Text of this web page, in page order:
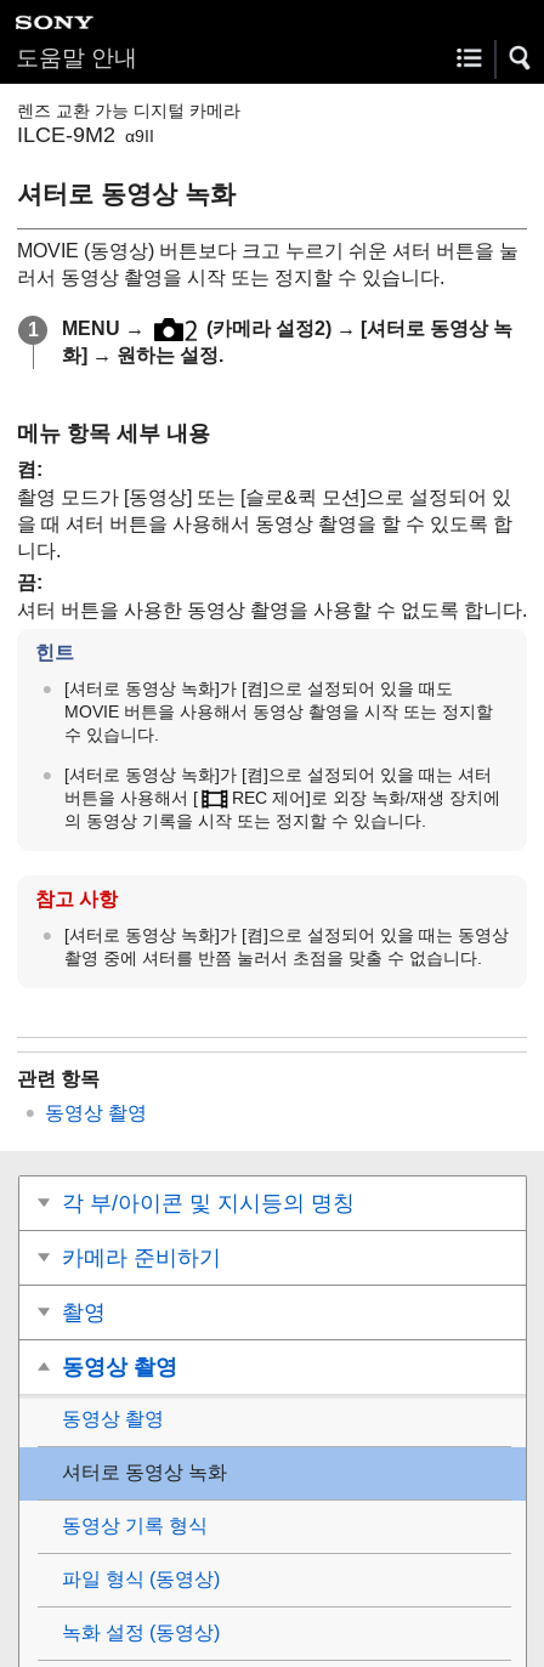
도움말 안내
렌즈 교환 가능 디지털 카메라
ILCE-9M2 α9II
셔터로 동영상 녹화
MOVIE (동영상) 버튼보다 크고 누르기 쉬운 셔터 버튼을 눌
러서 동영상 촬영을 시작 또는 정지할 수 있습니다.
MENU → (카메라 설정2) → [셔터로 동영상 녹
화] → 원하는 설정.
메뉴 항목 세부 내용
켬 :
촬영 모드가 [동영상] 또는 [슬로&퀵 모션] 으로 설정되어 있
을 때 셔터 버튼을 사용해서 동영상 촬영을 할 수 있도록 합
니다.
끔:
셔터 버튼을 사용한 동영상 촬영을 사용할 수 없도록 합니다.
힌트
[셔터로 동영상 녹화]가 [켬]으로 설정되어 있을 때도
MOVIE 버튼을 사용해서 동영상 촬영을 시작 또는 정지할
수 있습니다.
[셔터로 동영상 녹화]가 [켬]으로 설정되어 있을 때는 셔터
버튼을 사용해서 [ REC 제어]로 외장 녹화/재생 장치에
의 동영상 기록을 시작 또는 정지할 수 있습니다.
참고 사항
[셔터로 동영상 녹화]가 [켬]으로 설정되어 있을 때는 동영상
촬영 중에 셔터를 반쯤 눌러서 초점을 맞출 수 없습니다.
관련 항목
동영상 촬영
각 부/아이콘 및 지시등의 명칭
카메라 준비하기
촬영
동영상 촬영
동영상 촬영
셔터로 동영상 녹화
동영상 기록 형식
파일 형식 (동영상)
녹화 설정 (동영상)